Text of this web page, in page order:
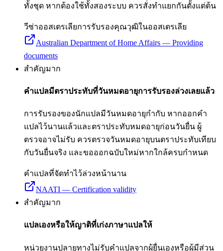
ทั้งชุด หากต้องใช้ทั้งสองระบบ ควรสั่งทำแยกกันตั้งแต่ต้น
วีซ่าออสเตรเลียการรับรองคุณวุฒิในออสเตรเลีย
Australian Department of Home Affairs — Providing
documents
สำคัญมาก
คำแปลมีตราประทับที่วันหมดอายุการรับรองล่วงเลยแล้ว
การรับรองของนักแปลมีวันหมดอายุกำกับ หากออกคำ
แปลไว้นานแล้วและตราประทับหมดอายุก่อนวันยื่น ผู้
ตรวจอาจไม่รับ ควรตรวจวันหมดอายุบนตราประทับเทียบ
กับวันยื่นจริง และขอออกฉบับใหม่หากใกล้ครบกำหนด
คำแปลที่จัดทำไว้ล่วงหน้านาน
NAATI — Certification validity
สำคัญมาก
แปลเองหรือให้ญาติที่เก่งภาษาแปลให้
หน่วยงานปลายทางไม่รับคำแปลจากผู้ยื่นเองหรือผู้มีส่วน